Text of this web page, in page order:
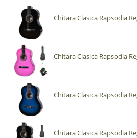
Chitara Clasica Rapsodia
Chitara Clasica Rapsodia
Chitara Clasica Rapsodia